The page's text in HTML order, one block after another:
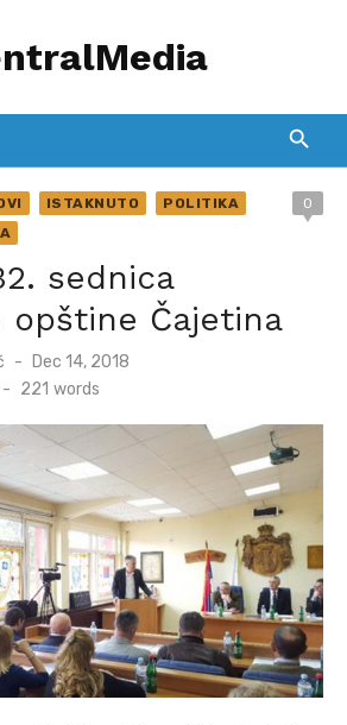
ISTAKNUTO
POLITIKA
0
sednica
opštine Čajetina
Posted
on
Dec 14, 2018
- 221 words